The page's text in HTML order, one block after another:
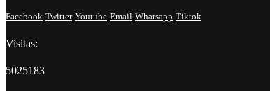
Facebook Twitter Youtube Email Whatsapp Tiktok
Visitas:
5025183